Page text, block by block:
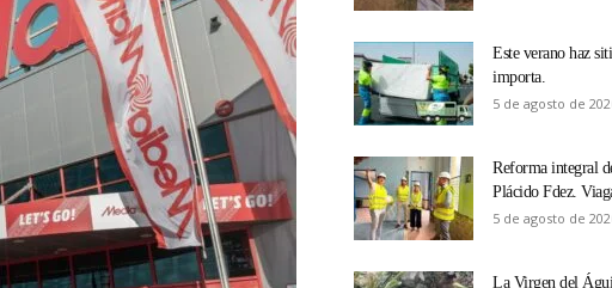
Este verano haz
importa.
5 de agosto de
Reforma integral
Plácido Fdez.
5 de agosto de
La Virgen del